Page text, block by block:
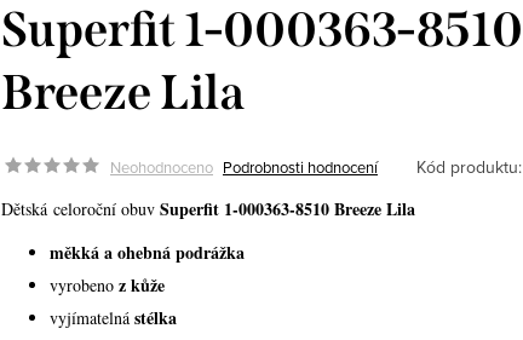
Superfit 1-000363-8510
Breeze Lila
Neohodnoceno Podrobnosti hodnocení Kód produktu:
Dětská celoroční obuv Superfit 1-000363-8510 Breeze Lila
měkká a ohebná podrážka
vyrobeno z kůže
vyjímatelná stélka